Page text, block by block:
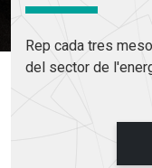
Rep cada tres
del sector de